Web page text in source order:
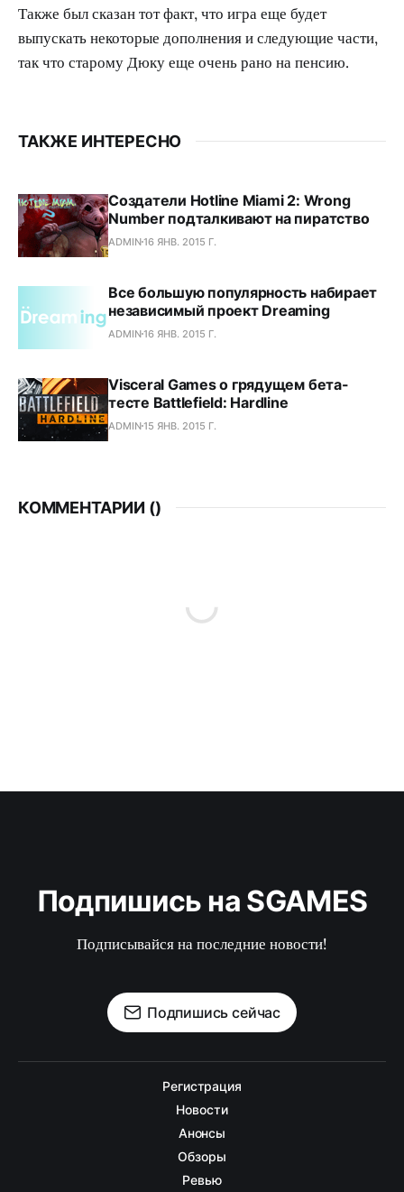
Также был сказан тот факт, что игра еще будет
выпускать некоторые дополнения и следующие части,
так что старому Дюку еще очень рано на пенсию.
ТАКЖЕ ИНТЕРЕСНО
Создатели Hotline Miami 2: Wrong
Number подталкивают на пиратство
ADMIN16 ЯНВ. 2015 Г.
Все большую популярность набирает
независимый проект Dreaming
ADMIN16 ЯНВ. 2015 Г.
Visceral Games о грядущем бета-
тесте Battlefield: Hardline
ADMIN15 ЯНВ. 2015 Г.
КОММЕНТАРИИ ()
Подпишись на SGAMES
Подписывайся на последние новости!
Подпишись сейчас
Регистрация
Новости
Анонсы
Обзоры
Ревью